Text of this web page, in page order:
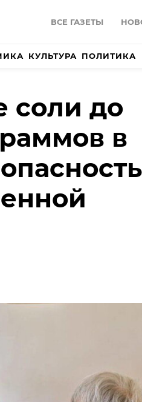
ВСЕ ГАЗЕТЫ
КУЛЬТУРА ПОЛИТИКА
соли до
в